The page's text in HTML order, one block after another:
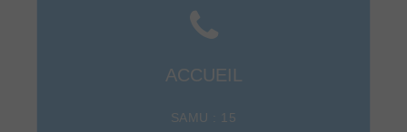
ACCUEIL
SAMU : 15